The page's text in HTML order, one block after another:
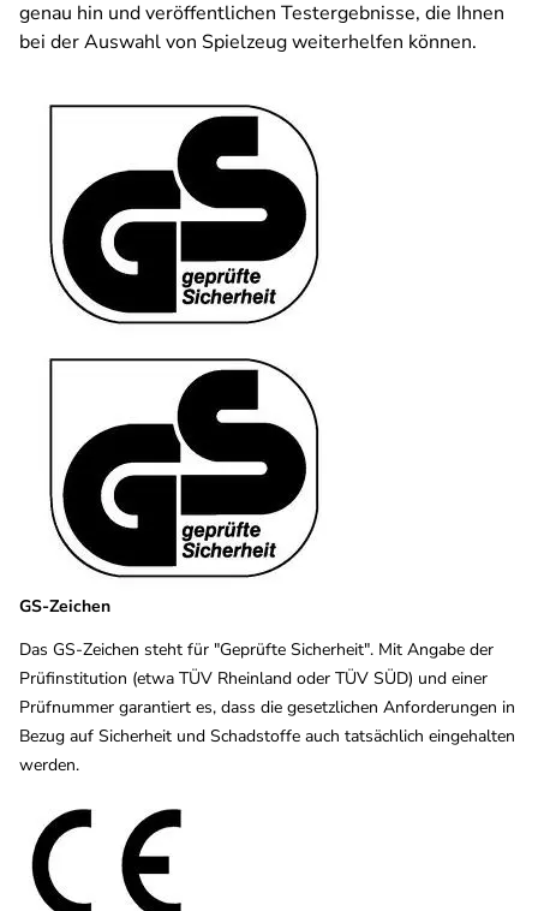
genau hin und veröffentlichen Testergebnisse, die Ihnen
bei der Auswahl von Spielzeug weiterhelfen können.
GS-Zeichen
Das GS-Zeichen steht für "Geprüfte Sicherheit". Mit Angabe der
Prüfinstitution (etwa TÜV Rheinland oder TÜV SÜD) und einer
Prüfnummer garantiert es, dass die gesetzlichen Anforderungen in
Bezug auf Sicherheit und Schadstoffe auch tatsächlich eingehalten
werden.